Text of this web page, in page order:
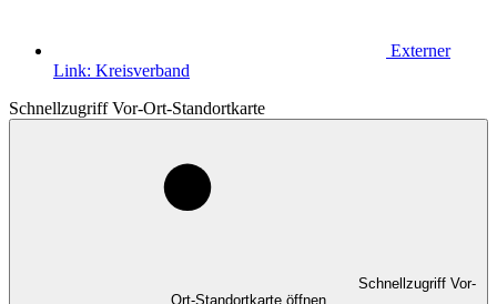
Externer
Link: Kreisverband
Schnellzugriff Vor-Ort-Standortkarte
Schnellzugriff Vor-
Ort-Standortkarte öffnen